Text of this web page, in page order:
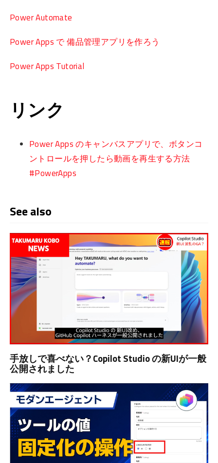
Power Automate
Power Apps で 備品管理アプリを作ろう
Power Apps Tutorial
リンク
Power Apps のキャンバスアプリで、ボタンコ
ントロールを押したら動画を再生する方法
#PowerApps
See also
手放しで喜べない？Copilot Studio の新UIが一般
公開されました